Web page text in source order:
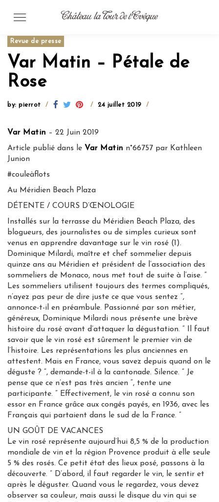
Revue de presse
Var Matin – Pétale de
Rose
by: pierrot 24 juillet 2019
Var Matin – 22 Juin 2019
Article publié dans le Var Matin n°66757 par Kathleen
Junion
#couleàflots
Au Méridien Beach Plaza
DÉTENTE / COURS D’ŒNOLOGIE
Installés sur la terrasse du Méridien Beach Plaza, des
blogueurs, des journalistes ou de simples curieux sont
venus en apprendre davantage sur le vin rosé (1).
Dominique Milardi, maître et chef sommelier depuis
quinze ans au Méridien et président de l’association des
sommeliers de Monaco, nous met tout de suite à l’aise. ”
Les sommeliers utilisent toujours des termes compliqués,
n’ayez pas peur de dire juste ce que vous sentez “,
annonce-t-il en préambule. Passionné par son métier,
généreux, Dominique Milardi nous présente une brève
histoire du rosé avant d’attaquer la dégustation. ” Il faut
savoir que le vin rosé est sûrement le premier vin de
l’histoire. Les représentations les plus anciennes en
attestent. Mais en France, vous savez depuis quand on le
déguste ? “, demande-t-il à la cantonade. Silence. ” Je
pense que ce n’est pas très ancien “, tente une
participante. ” Effectivement, le vin rosé a connu son
essor en France grâce aux congés payés, en 1936, avec les
Français qui partaient dans le sud de la France. ”
UN GOÛT DE VACANCES
Le vin rosé représente aujourd’hui 8,5 % de la production
mondiale de vin et la région Provence produit à elle seule
5 % des rosés. Ce petit état des lieux posé, passons à la
découverte. ” D’abord, il faut regarder le vin, le sentir et
après le déguster. Quand vous le regardez, vous devez
observer sa couleur, mais aussi le disque du vin qui se